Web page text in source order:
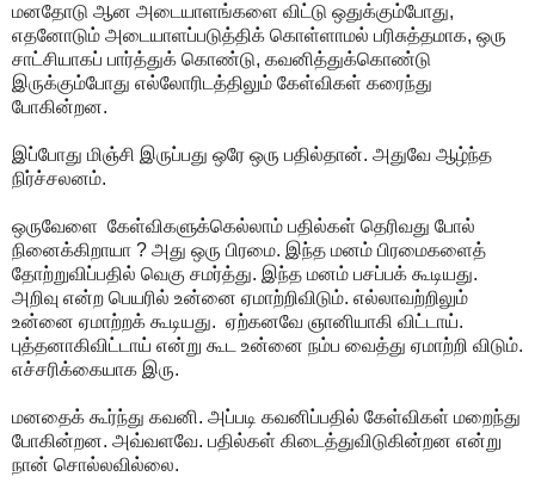
மனதோடு ஆன அடையாளங்களை விட்டு ஒதுக்கும்போது,
எதனோடும் அடையாளப்படுத்திக் கொள்ளாமல் பரிசுத்தமாக, ஒரு
சாட்சியாகப் பார்த்துக் கொண்டு, கவனித்துக்கொண்டு
இருக்கும்போது எல்லோரிடத்திலும் கேள்விகள் கரைந்து
போகின்றன.
இப்போது மிஞ்சி இருப்பது ஒரே ஒரு பதில்தான். அதுவே ஆழ்ந்த
நிர்ச்சலனம்.
ஒருவேளை கேள்விகளுக்கெல்லாம் பதில்கள் தெரிவது போல்
நினைக்கிறாயா ? அது ஒரு பிரமை. இந்த மனம் பிரமைகளைத்
தோற்றுவிப்பதில் வெகு சமர்த்து. இந்த மனம் பசப்பக் கூடியது.
அறிவு என்ற பெயரில் உன்னை ஏமாற்றிவிடும். எல்லாவற்றிலும்
உன்னை ஏமாற்றக் கூடியது. ஏற்கனவே ஞானியாகி விட்டாய்.
புத்தனாகிவிட்டாய் என்று கூட உன்னை நம்ப வைத்து ஏமாற்றி விடும்.
எச்சரிக்கையாக இரு.
மனதைக் கூர்ந்து கவனி. அப்படி கவனிப்பதில் கேள்விகள் மறைந்து
போகின்றன. அவ்வளவே. பதில்கள் கிடைத்துவிடுகின்றன என்று
நான் சொல்லவில்லை.